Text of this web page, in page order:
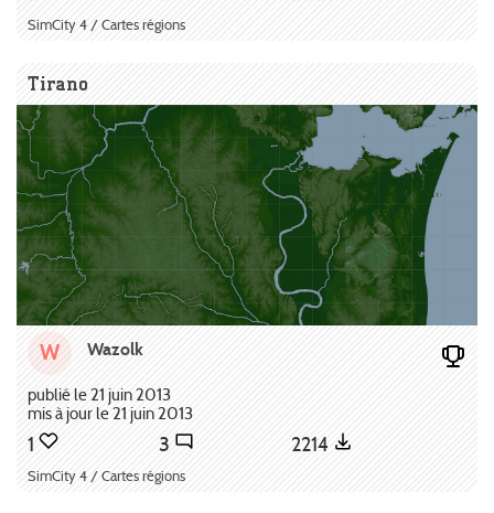
SimCity 4 / Cartes régions
Tirano
W Wazolk
publié le 21 juin 2013
mis à jour le 21 juin 2013
1 3 2214
SimCity 4 / Cartes régions